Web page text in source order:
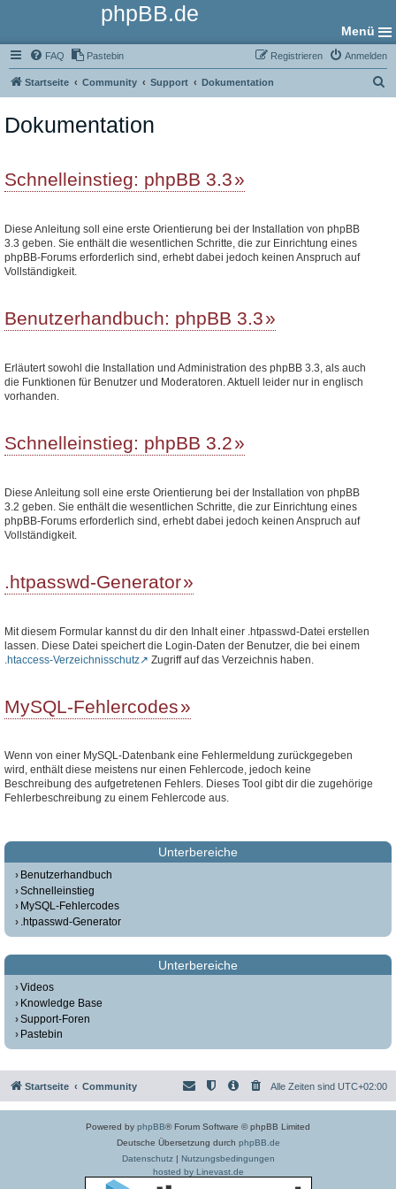
phpBB.de
Menü
FAQ Pastebin Anmelden
Registrieren
Startseite Community Support Dokumentation
Dokumentation
Schnelleinstieg: phpBB 3.3
Diese Anleitung soll eine erste Orientierung bei der Installation von phpBB
3.3 geben. Sie enthält die wesentlichen Schritte, die zur Einrichtung eines
phpBB-Forums erforderlich sind, erhebt dabei jedoch keinen Anspruch auf
Vollständigkeit.
Benutzerhandbuch: phpBB 3.3
Erläutert sowohl die Installation und Administration des phpBB 3.3, als auch
die Funktionen für Benutzer und Moderatoren. Aktuell leider nur in englisch
vorhanden.
Schnelleinstieg: phpBB 3.2
Diese Anleitung soll eine erste Orientierung bei der Installation von phpBB
3.2 geben. Sie enthält die wesentlichen Schritte, die zur Einrichtung eines
phpBB-Forums erforderlich sind, erhebt dabei jedoch keinen Anspruch auf
Vollständigkeit.
.htpasswd-Generator
Mit diesem Formular kannst du dir den Inhalt einer .htpasswd-Datei erstellen
lassen. Diese Datei speichert die Login-Daten der Benutzer, die bei einem
.htaccess-Verzeichnisschutz
Zugriff auf das Verzeichnis haben.
MySQL-Fehlercodes
Wenn von einer MySQL-Datenbank eine Fehlermeldung zurückgegeben
wird, enthält diese meistens nur einen Fehlercode, jedoch keine
Beschreibung des aufgetretenen Fehlers. Dieses Tool gibt dir die zugehörige
Fehlerbeschreibung zu einem Fehlercode aus.
Unterbereiche
Benutzerhandbuch
Schnelleinstieg
MySQL-Fehlercodes
.htpasswd-Generator
Unterbereiche
Videos
Knowledge Base
Support-Foren
Pastebin
Startseite Community Alle Zeiten sind UTC+02:00
Powered by phpBB® Forum Software © phpBB Limited
Deutsche Übersetzung durch phpBB.de
Datenschutz| Nutzungsbedingungen
hosted by Linevast.de